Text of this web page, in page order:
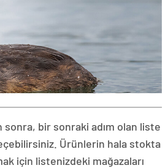
bir sonraki adım olan liste
Ürünlerin hala stokta
için listenizdeki mağazaları